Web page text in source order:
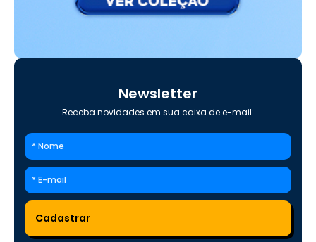
Newsletter
Receba novidades em sua caixa de e-mail: